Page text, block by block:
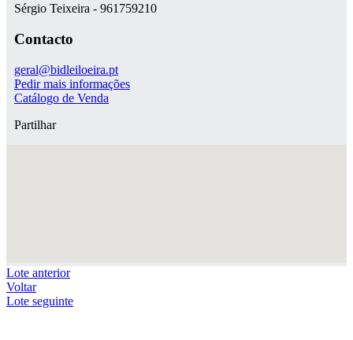
Sérgio Teixeira - 961759210
Contacto
geral@bidleiloeira.pt
Pedir mais informações
Catálogo de Venda
Partilhar
Lote anterior
Voltar
Lote seguinte